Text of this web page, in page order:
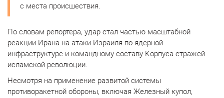
с места происшествия.
По словам репортера, удар стал частью масштабной
реакции Ирана на атаки Израиля по ядерной
инфраструктуре и командному составу Корпуса стражей
исламской революции.
Несмотря на применение развитой системы
противоракетной обороны, включая Железный купол,